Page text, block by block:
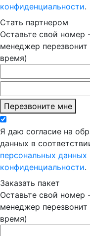
конфиденциальности.
Стать партнером
Оставьте свой
менеджер
время)
Перезвоните мне
Я даю согласие на
данных в
персональных данных
конфиденциальности.
Заказать пакет
Оставьте свой
менеджер
время)